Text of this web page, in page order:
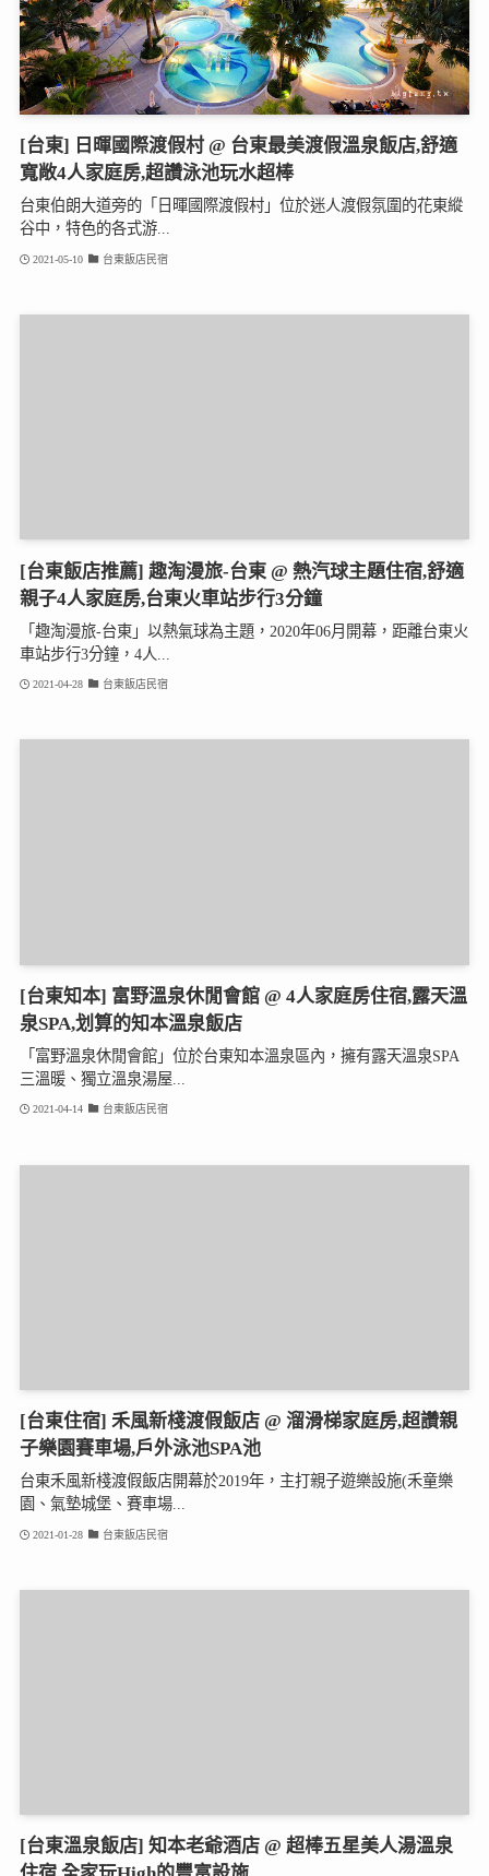
[台東] 日暉國際渡假村 @ 台東最美渡假溫泉飯店,舒適
寬敞4人家庭房,超讚泳池玩水超棒
台東伯朗大道旁的「日暉國際渡假村」位於迷人渡假氛圍的花東縱
谷中，特色的各式游...
2021-05-10 台東飯店民宿
[台東飯店推薦] 趣淘漫旅-台東 @ 熱汽球主題住宿,舒適
親子4人家庭房,台東火車站步行3分鐘
「趣淘漫旅-台東」以熱氣球為主題，2020年06月開幕，距離台東火
車站步行3分鐘，4人...
2021-04-28 台東飯店民宿
[台東知本] 富野溫泉休閒會館 @ 4人家庭房住宿,露天溫
泉SPA,划算的知本溫泉飯店
「富野溫泉休閒會館」位於台東知本溫泉區內，擁有露天溫泉SPA
三溫暖、獨立溫泉湯屋...
2021-04-14 台東飯店民宿
[台東住宿] 禾風新棧渡假飯店 @ 溜滑梯家庭房,超讚親
子樂園賽車場,戶外泳池SPA池
台東禾風新棧渡假飯店開幕於2019年，主打親子遊樂設施(禾童樂
園、氣墊城堡、賽車場...
2021-01-28 台東飯店民宿
[台東溫泉飯店] 知本老爺酒店 @ 超棒五星美人湯溫泉